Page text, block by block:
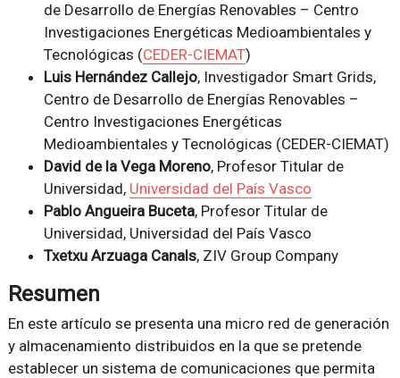
de Desarrollo de Energías Renovables – Centro
Investigaciones Energéticas Medioambientales y
Tecnológicas (CEDER-CIEMAT)
Luis Hernández Callejo, Investigador Smart Grids,
Centro de Desarrollo de Energías Renovables –
Centro Investigaciones Energéticas
Medioambientales y Tecnológicas (CEDER-CIEMAT)
David de la Vega Moreno, Profesor Titular de
Universidad, Universidad del País Vasco
Pablo Angueira Buceta, Profesor Titular de
Universidad, Universidad del País Vasco
Txetxu Arzuaga Canals, ZIV Group Company
Resumen
En este artículo se presenta una micro red de generación
y almacenamiento distribuidos en la que se pretende
establecer un sistema de comunicaciones que permita